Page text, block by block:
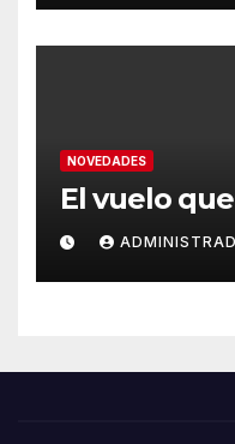
NOVEDADES
El vuelo